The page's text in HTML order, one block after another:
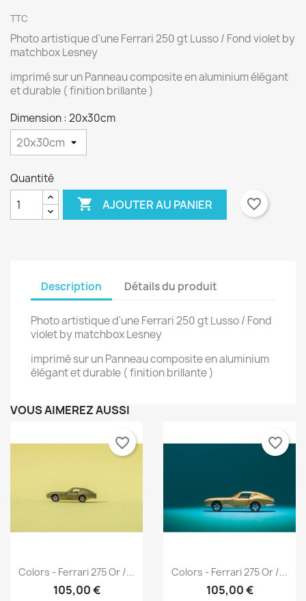
TTC
Photo artistique d'une Ferrari 250 gt Lusso / Fond violet by
matchbox Lesney
imprimé sur un Panneau composite en aluminium élégant
et durable ( finition brillante )
Dimension : 20x30cm
Quantité
 AJOUTER AU PANIER favorite_border
Description Détails du produit
Photo artistique d'une Ferrari 250 gt Lusso / Fond
violet by matchbox Lesney
imprimé sur un Panneau composite en aluminium
élégant et durable ( finition brillante )
VOUS AIMEREZ AUSSI
Aperçu rapide
Colors - Ferrari 275 Or /...
105,00 €
favorite_border
Aperçu rapide
Colors - Ferrari 275 Or /...
105,00 €
favorite_border